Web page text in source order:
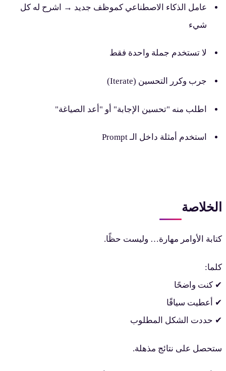
عامل الذكاء الاصطناعي كموظف جديد → اشرح له كل
شيء
لا تستخدم جملة واحدة فقط
جرب وكرر التحسين (Iterate)
اطلب منه "تحسين الإجابة" أو "أعد الصياغة"
استخدم أمثلة داخل الـ Prompt
الأوامر مهارة… وليست حظًا.
كنت واضحًا
أعطيت سياقًا
حددت الشكل المطلوب
على نتائج مذهلة.